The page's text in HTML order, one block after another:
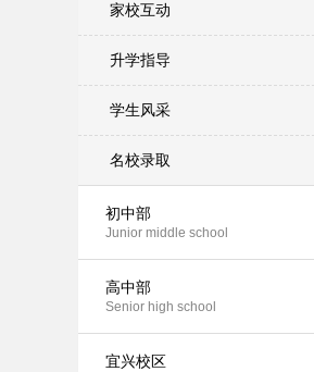
家校互动
升学指导
学生风采
名校录取
初中部
Junior middle school
高中部
Senior high school
宜兴校区